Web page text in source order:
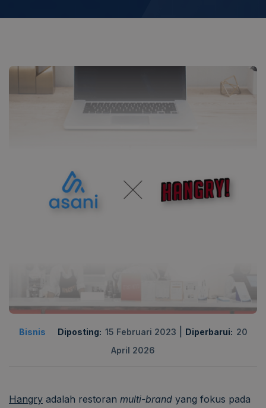
Bisnis Diposting: 15 Februari 2023 Diperbarui: 20
April 2026
Hangry adalah restoran multi-brand yang fokus pada